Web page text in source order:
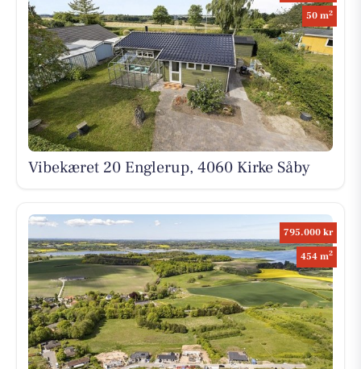
50 m2
Vibekæret 20 Englerup, 4060 Kirke Såby
795.000 kr
454 m2